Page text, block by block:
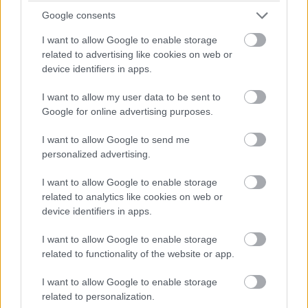
Google consents
I want to allow Google to enable storage
related to advertising like cookies on web or
device identifiers in apps.
I want to allow my user data to be sent to
Google for online advertising purposes.
I want to allow Google to send me
personalized advertising.
I want to allow Google to enable storage
related to analytics like cookies on web or
device identifiers in apps.
I want to allow Google to enable storage
related to functionality of the website or app.
I want to allow Google to enable storage
related to personalization.
Egy kép a helyszínről:
Túl sok a törmelék, a Tecpro súlyosan sérült, indokoltnak